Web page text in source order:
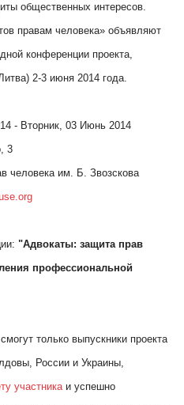
общественных интересов.
правам человека» объявляют
конференции проекта,
2-3 июня 2014 года.
- Вторник, 03 Июнь 2014
3
человека им. Б. Звозскова
"Адвокаты: защита прав
профессиональной
только выпускники проекта
России и Украины,
участникаи успешно